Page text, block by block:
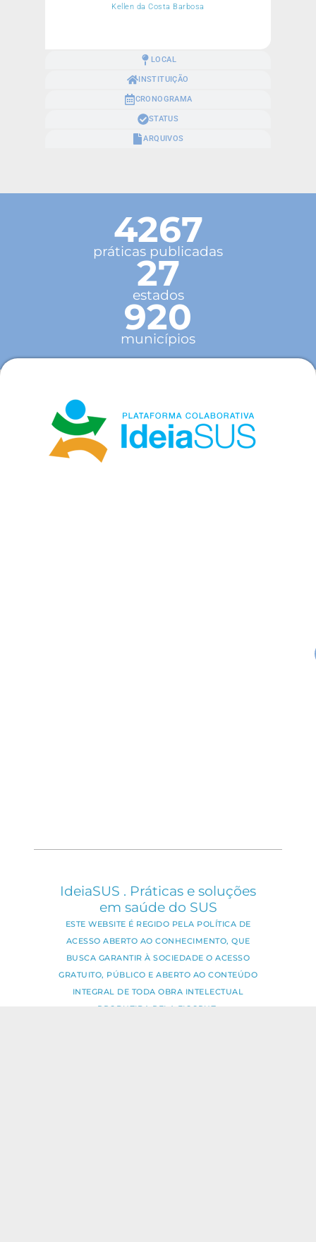
LOCAL
INSTITUIÇÃO
CRONOGRAMA
STATUS
ARQUIVOS
Kellen da Costa Barbosa
4267
práticas publicadas
27
estados
920
municípios
IdeiaSUS . Práticas e soluções
em saúde do SUS
ESTE WEBSITE É REGIDO PELA POLÍTICA DE
ACESSO ABERTO AO CONHECIMENTO, QUE
BUSCA GARANTIR À SOCIEDADE O ACESSO
GRATUITO, PÚBLICO E ABERTO AO CONTEÚDO
INTEGRAL DE TODA OBRA INTELECTUAL
PRODUZIDA PELA FIOCRUZ.